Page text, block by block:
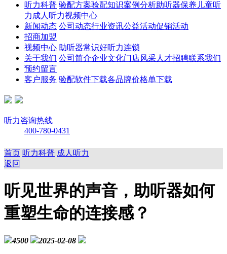
听力科普 验配方案验配知识案例分析助听器保养 儿童听
力 成人听力视频中心
新闻动态 公司动态行业资讯公益活动促销活动
招商加盟
视频中心 助听器常识好听力连锁
关于我们 公司简介企业文化门店风采人才招聘联系我们
预约留言
客户服务 验配软件下载各品牌价格单下载
听力咨询热线
400-780-0431
首页 听力科普 成人听力
返回
听见世界的声音，助听器如何
重塑生命的连接感？
4500 2025-02-08